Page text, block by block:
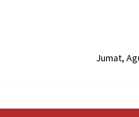
Jumat,